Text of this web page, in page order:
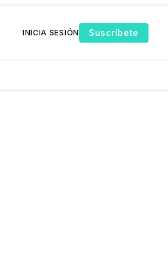
INICIA SESIÓN Suscríbete